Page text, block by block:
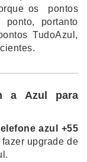
os pontos
portanto
TudoAzul,
a Azul para
azul +55
fazer upgrade de